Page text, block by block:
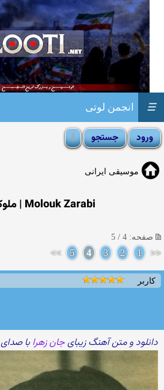
انجمن لوتی ☰
موسیقی ایرانی
Molouk Zarabi | ملوک ضرابی
صفحه: 4 / 5
<<
1
2
3
4
5
>>
کاربر
دانلود و متن آهنگ زیبایجان زهرا با صدای